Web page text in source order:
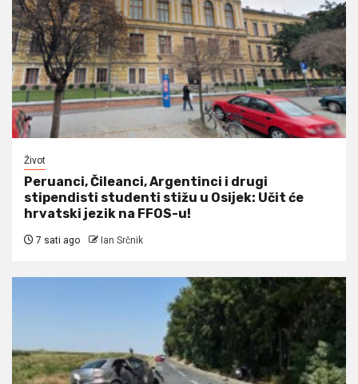
Život
Peruanci, Čileanci, Argentinci i drugi
stipendisti studenti stižu u Osijek: Učit će
hrvatski jezik na FFOS-u!
7 sati ago Ian Srčnik